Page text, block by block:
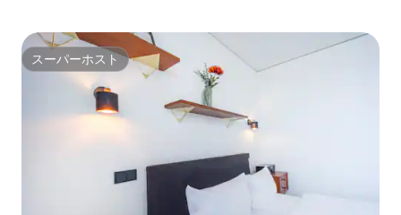
スーパーホスト
スーパーホスト